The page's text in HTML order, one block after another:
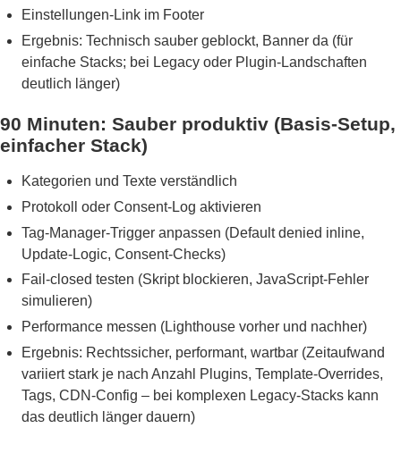
Einstellungen-Link im Footer
Ergebnis: Technisch sauber geblockt, Banner da (für
einfache Stacks; bei Legacy oder Plugin-Landschaften
deutlich länger)
90 Minuten: Sauber produktiv (Basis-Setup,
einfacher Stack)
Kategorien und Texte verständlich
Protokoll oder Consent-Log aktivieren
Tag-Manager-Trigger anpassen (Default denied inline,
Update-Logic, Consent-Checks)
Fail-closed testen (Skript blockieren, JavaScript-Fehler
simulieren)
Performance messen (Lighthouse vorher und nachher)
Ergebnis: Rechtssicher, performant, wartbar (Zeitaufwand
variiert stark je nach Anzahl Plugins, Template-Overrides,
Tags, CDN-Config – bei komplexen Legacy-Stacks kann
das deutlich länger dauern)